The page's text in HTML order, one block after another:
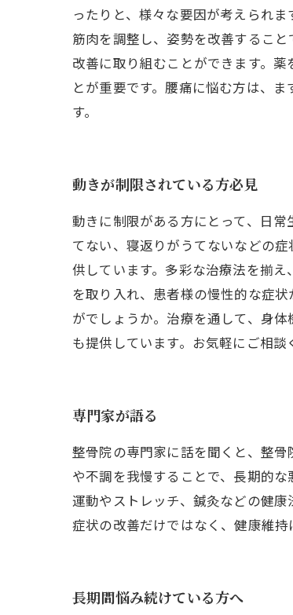
ったりと、様々な要因が考えられ
筋肉を調整し、姿勢を改善するこ
改善に取り組むことができます。
とが重要です。腰痛に悩む方は、
す。
動きが制限されている方必見
動きに制限がある方にとって、日
てない、寝返りがうてないなどの
供しています。多彩な治療法を揃
を取り入れ、患者様の慢性的な症
がでしょうか。治療を通して、身
も提供しています。お気軽にご相談
専門家が語る
整骨院の専門家に話を聞くと、整
や不調を我慢することで、長期的
運動やストレッチ、鍼灸などの健
症状の改善だけではなく、健康維持
長期間悩み続けている方へ